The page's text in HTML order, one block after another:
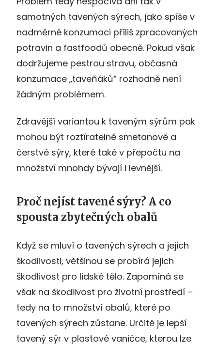
samotných tavených sýrech, jako spíše v
nadměrné konzumaci příliš zpracovaných
potravin a fastfoodů obecně. Pokud však
dodržujeme pestrou stravu, občasná
konzumace „taveňáků“ rozhodně není
žádným problémem.
Zdravější variantou k taveným sýrům pak
mohou být roztíratelné smetanové a
čerstvé sýry, které také v přepočtu na
množství mnohdy bývají i levnější.
Proč nejíst tavené sýry? A co
spousta zbytečných obalů
Když se mluví o tavených sýrech a jejich
škodlivosti, většinou se probírá jejich
škodlivost pro lidské tělo. Zapomíná se
však na škodlivost pro životní prostředí –
tedy na to množství obalů, které po
tavených sýrech zůstane. Určitě je lepší
tavený sýr v plastové vaničce, kterou lze